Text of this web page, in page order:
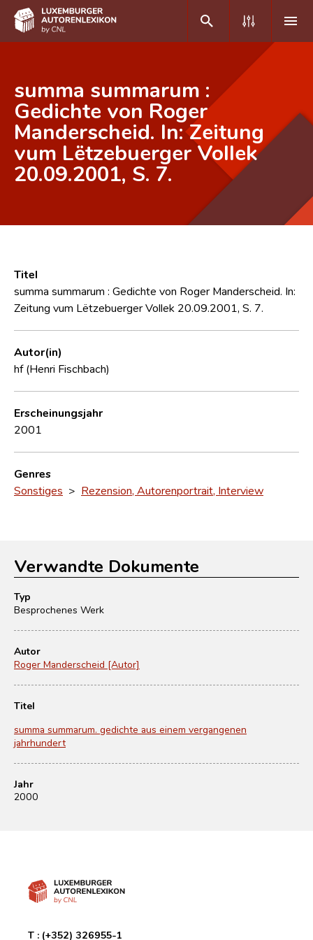
DE FR
Home
Autor(inn)en A-Z
Erweiterte Suche
Forschungsgruppe
Kontakt
summa summarum :
Gedichte von Roger
Manderscheid. In: Zeitung
vum Lëtzebuerger Vollek
20.09.2001, S. 7.
Titel
summa summarum : Gedichte von Roger Manderscheid. In:
Zeitung vum Lëtzebuerger Vollek 20.09.2001, S. 7.
Autor(in)
hf (Henri Fischbach)
Erscheinungsjahr
2001
Genres
Sonstiges > Rezension, Autorenportrait, Interview
Verwandte Dokumente
Typ
Besprochenes Werk
Autor
Roger Manderscheid [Autor]
Titel
summa summarum. gedichte aus einem vergangenen
jahrhundert
Jahr
2000
T : (+352) 326955-1